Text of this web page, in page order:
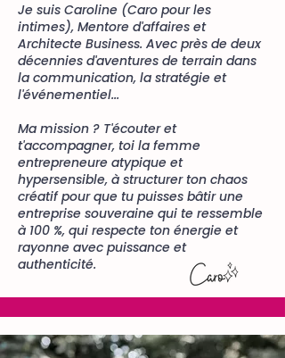
Je suis Caroline (Caro pour les
intimes), Mentore d'affaires et
Architecte Business. Avec près de deux
décennies d'aventures de terrain dans
la communication, la stratégie et
l'événementiel...
Ma mission ? T'écouter et
t'accompagner, toi la femme
entrepreneure atypique et
hypersensible, à structurer ton chaos
créatif pour que tu puisses bâtir une
entreprise souveraine qui te ressemble
à 100 %, qui respecte ton énergie et
rayonne avec puissance et
authenticité.